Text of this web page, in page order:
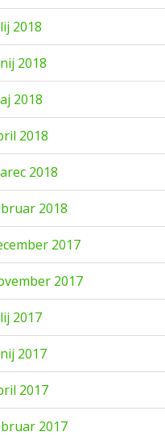
2018
2018
2018
2018
2018
2018
2017
2017
2017
2017
2017
2017